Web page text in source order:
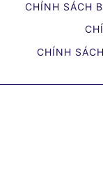
CHÍNH SÁCH
CHÍNH